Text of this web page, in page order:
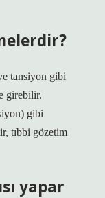
tansiyon gibi
girebilir.
gibi
tıbbi gözetim
yapar